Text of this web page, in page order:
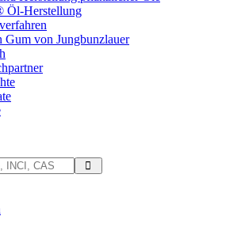
Öl-Herstellung
Gum von Jungbunzlauer